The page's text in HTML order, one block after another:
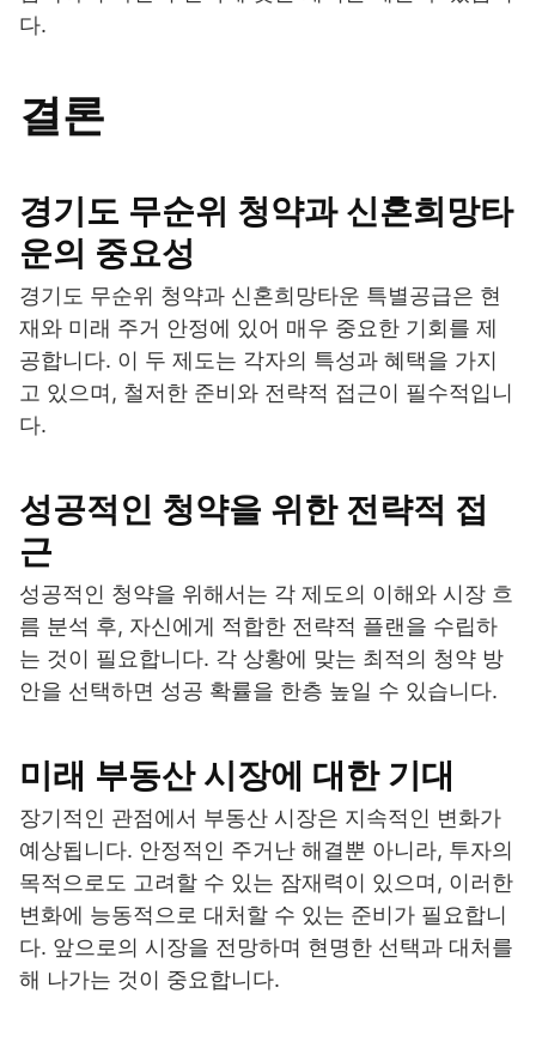
다.
결론
경기도 무순위 청약과 신혼희망타
운의 중요성
경기도 무순위 청약과 신혼희망타운 특별공급은 현
재와 미래 주거 안정에 있어 매우 중요한 기회를 제
공합니다. 이 두 제도는 각자의 특성과 혜택을 가지
고 있으며, 철저한 준비와 전략적 접근이 필수적입니
다.
성공적인 청약을 위한 전략적 접
근
성공적인 청약을 위해서는 각 제도의 이해와 시장 흐
름 분석 후, 자신에게 적합한 전략적 플랜을 수립하
는 것이 필요합니다. 각 상황에 맞는 최적의 청약 방
안을 선택하면 성공 확률을 한층 높일 수 있습니다.
미래 부동산 시장에 대한 기대
장기적인 관점에서 부동산 시장은 지속적인 변화가
예상됩니다. 안정적인 주거난 해결뿐 아니라, 투자의
목적으로도 고려할 수 있는 잠재력이 있으며, 이러한
변화에 능동적으로 대처할 수 있는 준비가 필요합니
다. 앞으로의 시장을 전망하며 현명한 선택과 대처를
해 나가는 것이 중요합니다.